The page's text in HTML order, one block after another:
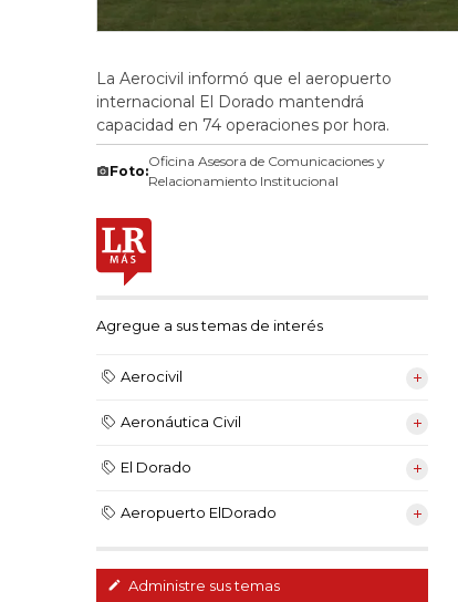
La Aerocivil informó que el aeropuerto
internacional El Dorado mantendrá
capacidad en 74 operaciones por hora.
Foto:
Oficina Asesora de Comunicaciones y
Relacionamiento Institucional
Agregue a sus temas de interés
Aerocivil
Aeronáutica Civil
El Dorado
Aeropuerto ElDorado
Administre sus temas